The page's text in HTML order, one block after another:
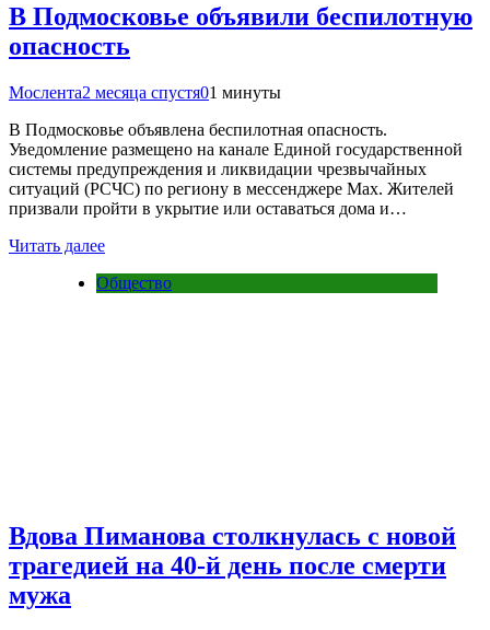
В Подмосковье объявили беспилотную
опасность
Мослента2 месяца спустя01 минуты
В Подмосковье объявлена беспилотная опасность.
Уведомление размещено на канале Единой государственной
системы предупреждения и ликвидации чрезвычайных
ситуаций (РСЧС) по региону в мессенджере Max. Жителей
призвали пройти в укрытие или оставаться дома и…
Читать далее
Общество
Вдова Пиманова столкнулась с новой
трагедией на 40-й день после смерти
мужа